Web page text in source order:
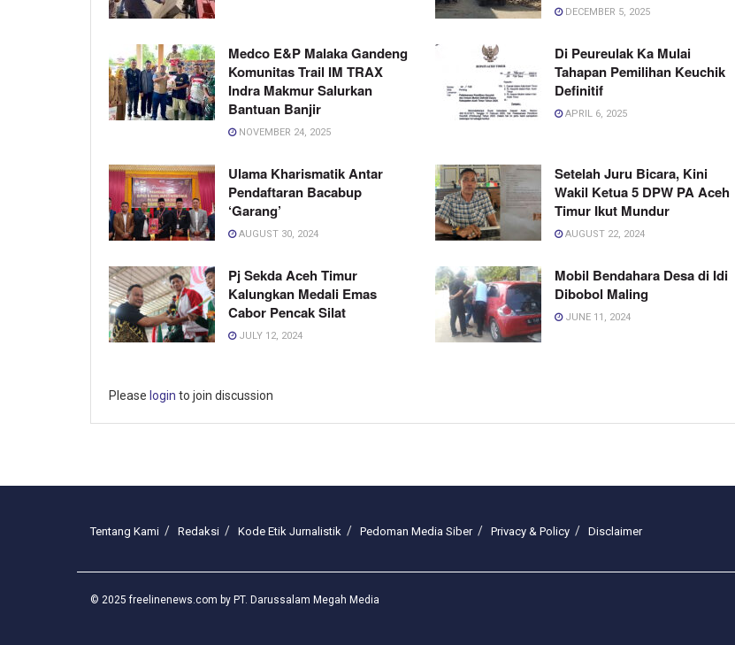
DECEMBER 5, 2025
Medco E&P Malaka Gandeng
Komunitas Trail IM TRAX
Indra Makmur Salurkan
Bantuan Banjir
NOVEMBER 24, 2025
Di Peureulak Ka Mulai
Tahapan Pemilihan Keuchik
Definitif
APRIL 6, 2025
Ulama Kharismatik Antar
Pendaftaran Bacabup
‘Garang’
AUGUST 30, 2024
Setelah Juru Bicara, Kini
Wakil Ketua 5 DPW PA Aceh
Timur Ikut Mundur
AUGUST 22, 2024
Pj Sekda Aceh Timur
Kalungkan Medali Emas
Cabor Pencak Silat
JULY 12, 2024
Mobil Bendahara Desa di Idi
Dibobol Maling
JUNE 11, 2024
Please login to join discussion
Tentang Kami Redaksi Kode Etik Jurnalistik Pedoman Media Siber Privacy & Policy Disclaimer
© 2025 freelinenews.com by PT. Darussalam Megah Media